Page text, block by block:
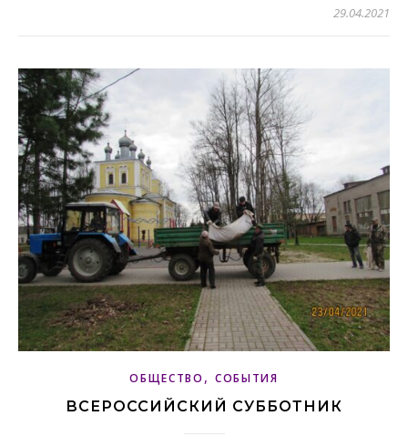
29.04.2021
ОБЩЕСТВО , СОБЫТИЯ
ВСЕРОССИЙСКИЙ СУББОТНИК